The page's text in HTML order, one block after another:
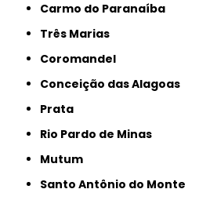
Carmo do Paranaíba
Três Marias
Coromandel
Conceição das Alagoas
Prata
Rio Pardo de Minas
Mutum
Santo Antônio do Monte